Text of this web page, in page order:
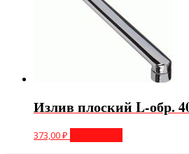
Излив плоский L-обр.
373,00₽